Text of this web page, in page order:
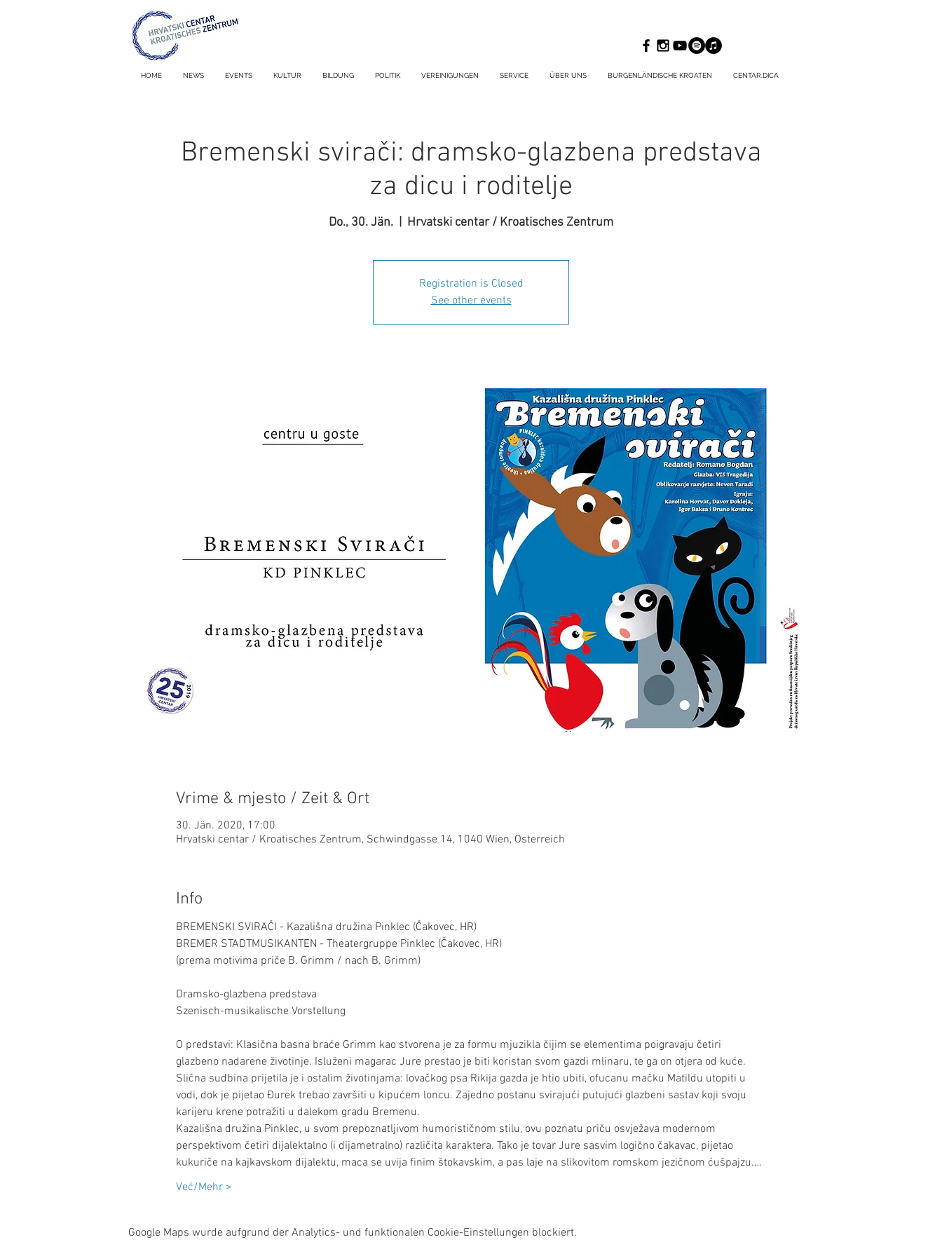
HOME NEWS EVENTS KULTUR BILDUNG POLITIK VEREINIGUNGEN SERVICE ÜBER UNS BURGENLÄNDISCHE KROATEN CENTAR.DICA
Bremenski svirači: dramsko-glazbena predstava
za dicu i roditelje
Do., 30. Jän. Hrvatski centar / Kroatisches Zentrum
Registration is Closed
See other events
Vrime & mjesto / Zeit & Ort
30. Jän. 2020, 17:00
Hrvatski centar / Kroatisches Zentrum, Schwindgasse 14, 1040 Wien, Österreich
Info
BREMENSKI SVIRAČI - Kazališna družina Pinklec (Čakovec, HR)
BREMER STADTMUSIKANTEN - Theatergruppe Pinklec (Čakovec, HR)
(prema motivima priče B. Grimm / nach B. Grimm)
Dramsko-glazbena predstava
O predstavi: Klasična basna braće Grimm kao stvorena je za formu mjuzikla čijim se elementima poigravaju četiri
glazbeno nadarene životinje. Isluženi magarac Jure prestao je biti koristan svom gazdi mlinaru, te ga on otjera od kuće.
Slična sudbina prijetila je i ostalim životinjama: lovačkog psa Rikija gazda je htio ubiti, ofucanu mačku Matildu utopiti u
vodi, dok je pijetao Đurek trebao završiti u kipućem loncu. Zajedno postanu svirajući putujući glazbeni sastav koji svoju
karijeru krene potražiti u dalekom gradu Bremenu.
Kazališna družina Pinklec, u svom prepoznatljivom humorističnom stilu, ovu poznatu priču osvježava modernom
perspektivom četiri dijalektalno (i dijametralno) različita karaktera. Tako je tovar Jure sasvim logično čakavac, pijetao
kukuriče na kajkavskom dijalektu, maca se uvija finim štokavskim, a pas laje na slikovitom romskom jezičnom ćušpajzu.…
Već/Mehr >
Google Maps wurde aufgrund der Analytics- und funktionalen Cookie-Einstellungen blockiert.